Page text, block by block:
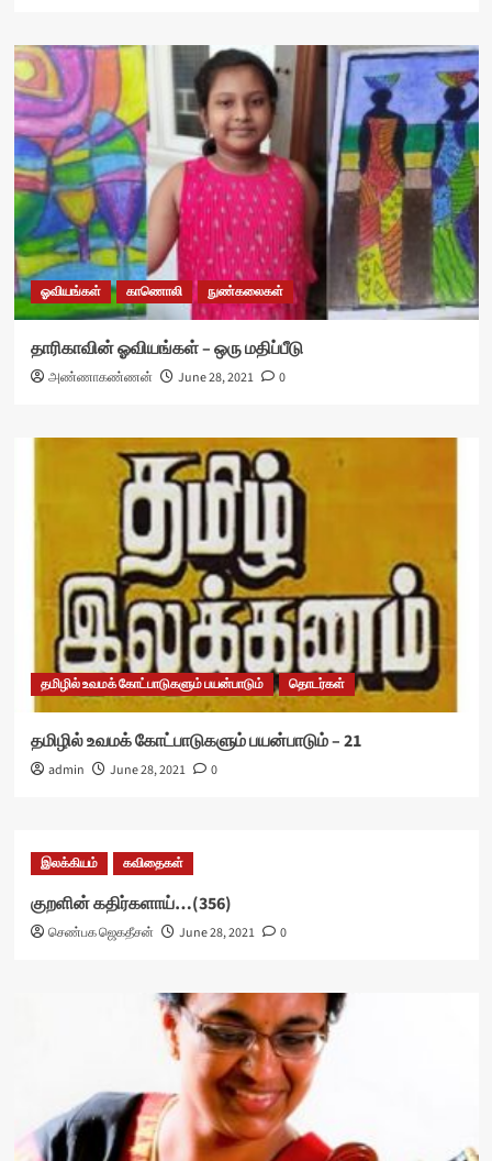
ஓவியங்கள் காணொலி நுண்கலைகள்
தாரிகாவின் ஓவியங்கள் – ஒரு மதிப்பீடு
அண்ணாகண்ணன் June 28, 2021 0
தமிழில் உவமக் கோட்பாடுகளும் பயன்பாடும் தொடர்கள்
தமிழில் உவமக் கோட்பாடுகளும் பயன்பாடும் – 21
admin June 28, 2021 0
இலக்கியம் கவிதைகள்
குறளின் கதிர்களாய்…(356)
செண்பக ஜெகதீசன் June 28, 2021 0